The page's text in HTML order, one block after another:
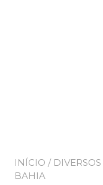
INÍCIO / DIVERSOS
BAHIA